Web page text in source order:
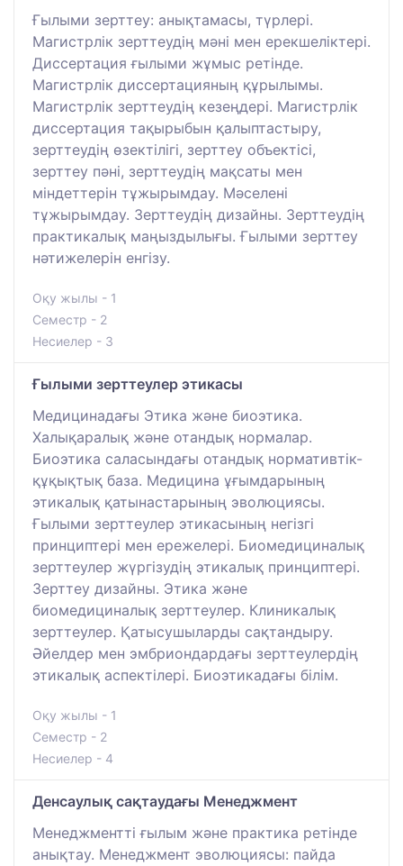
Ғылыми зерттеу: анықтамасы, түрлері.
Магистрлік зерттеудің мәні мен ерекшеліктері.
Диссертация ғылыми жұмыс ретінде.
Магистрлік диссертацияның құрылымы.
Магистрлік зерттеудің кезеңдері. Магистрлік
диссертация тақырыбын қалыптастыру,
зерттеудің өзектілігі, зерттеу объектісі,
зерттеу пәні, зерттеудің мақсаты мен
міндеттерін тұжырымдау. Мәселені
тұжырымдау. Зерттеудің дизайны. Зерттеудің
практикалық маңыздылығы. Ғылыми зерттеу
нәтижелерін енгізу.
Оқу жылы - 1
Семестр - 2
Несиелер - 3
Ғылыми зерттеулер этикасы
Медицинадағы Этика және биоэтика.
Халықаралық және отандық нормалар.
Биоэтика саласындағы отандық нормативтік-
құқықтық база. Медицина ұғымдарының
этикалық қатынастарының эволюциясы.
Ғылыми зерттеулер этикасының негізгі
принциптері мен ережелері. Биомедициналық
зерттеулер жүргізудің этикалық принциптері.
Зерттеу дизайны. Этика және
биомедициналық зерттеулер. Клиникалық
зерттеулер. Қатысушыларды сақтандыру.
Әйелдер мен эмбриондардағы зерттеулердің
этикалық аспектілері. Биоэтикадағы білім.
Оқу жылы - 1
Семестр - 2
Несиелер - 4
Денсаулық сақтаудағы Менеджмент
Менеджментті ғылым және практика ретінде
анықтау. Менеджмент эволюциясы: пайда